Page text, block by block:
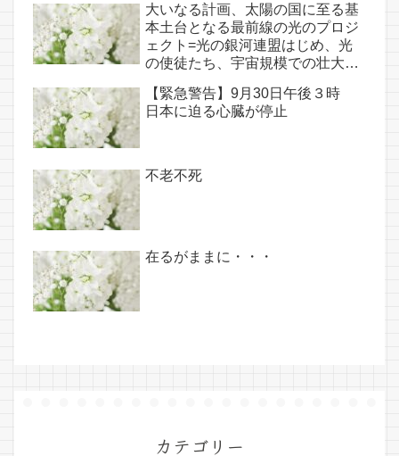
大いなる計画、太陽の国に至る基
本土台となる最前線の光のプロジ
ェクト=光の銀河連盟はじめ、光
の使徒たち、宇宙規模での壮大な
(6/26・28追記あり）
【緊急警告】9月30日午後３時
日本に迫る心臓が停止
不老不死
在るがままに・・・
カテゴリー